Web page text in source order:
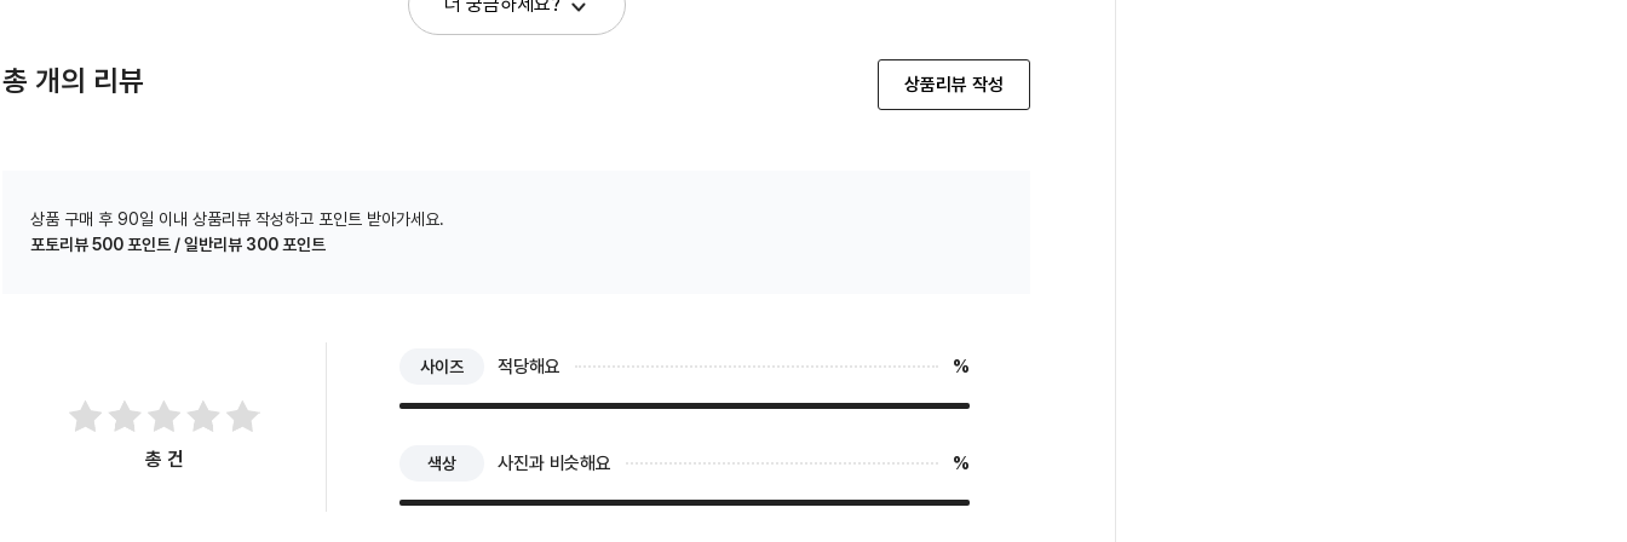
총 개의 리뷰 상품리뷰 작성
상품 구매 후 90일 이내 상품리뷰 작성하고 포인트 받아가세요.
포토리뷰 500 포인트 / 일반리뷰 300 포인트
총 건
사이즈 적당해요 %
색상 사진과 비슷해요 %